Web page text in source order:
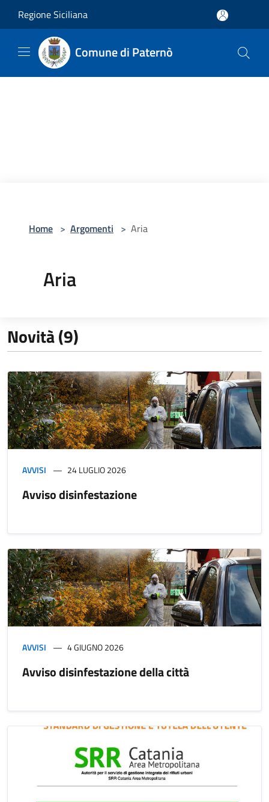
Regione Siciliana
Comune di Paternò
Home > Argomenti > Aria
Aria
Novità (9)
AVVISI 24 LUGLIO 2026
Avviso disinfestazione
AVVISI 4 GIUGNO 2026
Avviso disinfestazione della città